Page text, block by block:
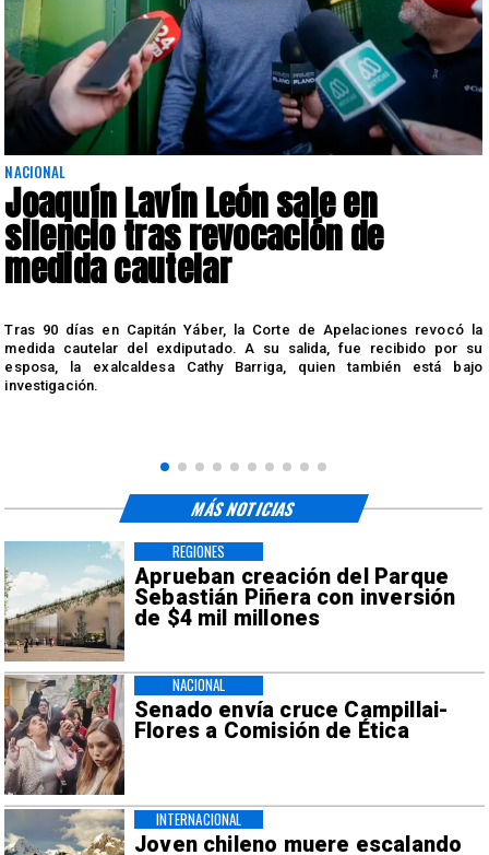
NACIONAL
Joaquín Lavín León sale en
silencio tras revocación de
medida cautelar
Tras 90 días en Capitán Yáber, la Corte de Apelaciones revocó la
medida cautelar del exdiputado. A su salida, fue recibido por su
esposa, la exalcaldesa Cathy Barriga, quien también está bajo
investigación.
Aprueban creación del Parque
Sebastián Piñera con inversión
de $4 mil millones
REGIONES
Senado envía cruce Campillai-
Flores a Comisión de Ética
NACIONAL
Joven chileno muere escalando
INTERNACIONAL
MÁS NOTICIAS